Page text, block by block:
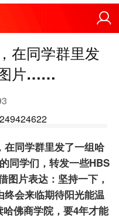
在同学群里发
图片……
在同学群里发了一组哈
同学们，转发一些HBS
图片表达：坚持一下，
会来临期待阳光能温
哈佛商学院，要4年才能